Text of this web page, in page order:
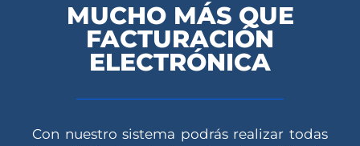
Iniciar sesión
MUCHO MÁS QUE
FACTURACIÓN
ELECTRÓNICA
Con nuestro sistema podrás realizar todas